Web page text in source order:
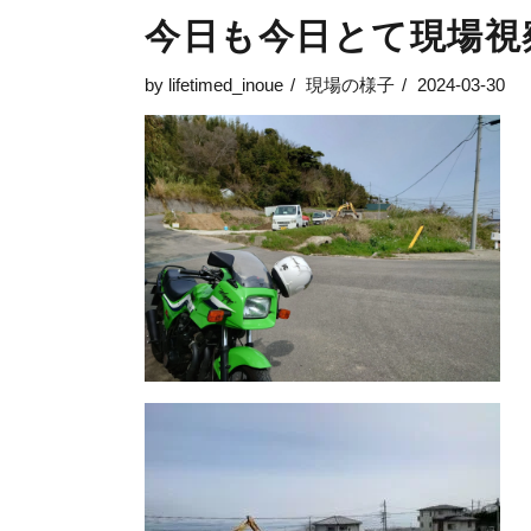
今日も今日とて現場視
by lifetimed_inoue 現場の様子 2024-03-30